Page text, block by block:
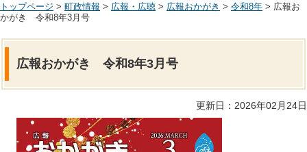
トップページ > 町政情報 > 広報・広聴 > 広報おかがき > 令和8年 > 広報お
かがき 令和8年3月号
広報おかがき 令和8年3月号
更新日：2026年02月24日